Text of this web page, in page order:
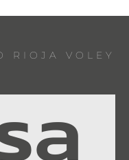
RIOJA VOLEY